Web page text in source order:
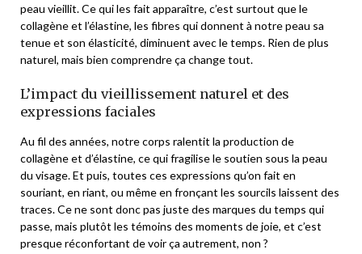
peau vieillit. Ce qui les fait apparaître, c’est surtout que le
collagène et l’élastine, les fibres qui donnent à notre peau sa
tenue et son élasticité, diminuent avec le temps. Rien de plus
naturel, mais bien comprendre ça change tout.
L’impact du vieillissement naturel et des
expressions faciales
Au fil des années, notre corps ralentit la production de
collagène et d’élastine, ce qui fragilise le soutien sous la peau
du visage. Et puis, toutes ces expressions qu’on fait en
souriant, en riant, ou même en fronçant les sourcils laissent des
traces. Ce ne sont donc pas juste des marques du temps qui
passe, mais plutôt les témoins des moments de joie, et c’est
presque réconfortant de voir ça autrement, non ?